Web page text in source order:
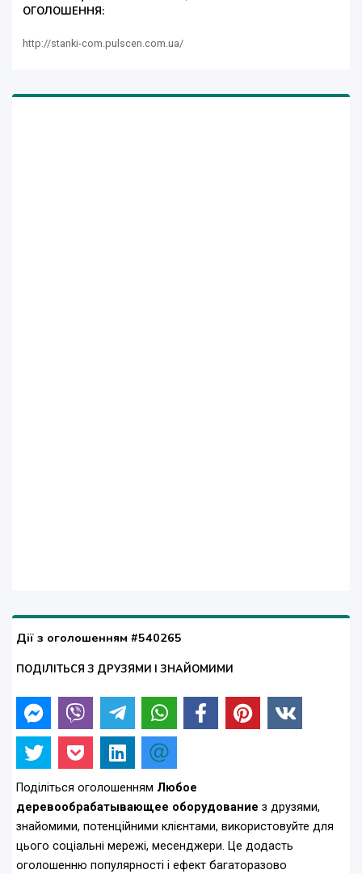
ОГОЛОШЕННЯ:
http://stanki-com.pulscen.com.ua/
Дії з оголошенням #540265
ПОДІЛІТЬСЯ З ДРУЗЯМИ І ЗНАЙОМИМИ
Поділіться оголошенням Любое
деревообрабатывающее оборудование з друзями,
знайомими, потенційними клієнтами, використовуйте для
цього соціальні мережі, месенджери. Це додасть
оголошенню популярності і ефект багаторазово